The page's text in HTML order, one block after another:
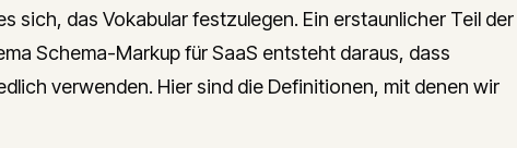
sich, das Vokabular festzulegen. Ein erstaunlicher Teil der
Schema-Markup für SaaS entsteht daraus, dass
verwenden. Hier sind die Definitionen, mit denen wir